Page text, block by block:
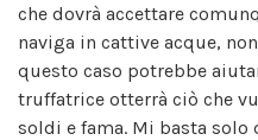
che dovrà accettare
naviga in cattive acque,
questo caso potrebbe
truffatrice otterrà ciò che
soldi e fama. Mi basta solo